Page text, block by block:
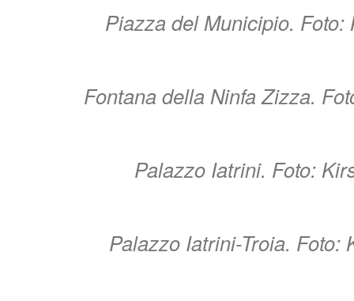
Piazza del Municipio. Foto:
Fontana della Ninfa Zizza.
Palazzo Iatrini. Foto:
Palazzo Iatrini-Troia. Foto: